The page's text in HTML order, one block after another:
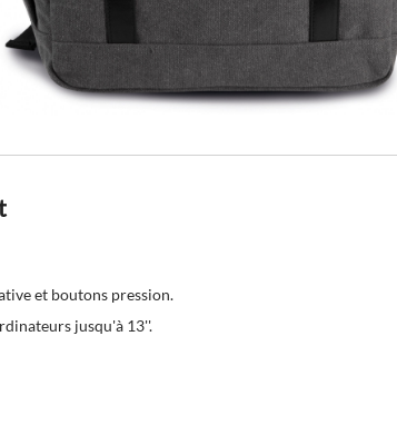
et boutons pression.
jusqu'à 13''.